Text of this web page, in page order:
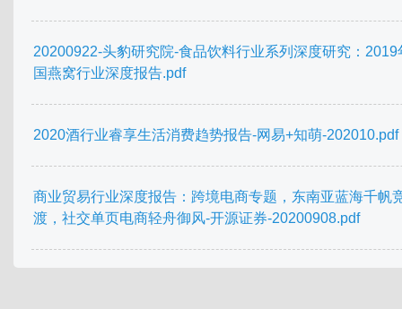
20200922-头豹研究院-食品饮料行业系列深度研究：2019
国燕窝行业深度报告.pdf
2020酒行业睿享生活消费趋势报告-网易+知萌-202010.pdf
商业贸易行业深度报告：跨境电商专题，东南亚蓝海千帆
渡，社交单页电商轻舟御风-开源证券-20200908.pdf